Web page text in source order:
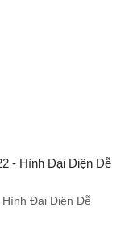
Đại Diện Dễ